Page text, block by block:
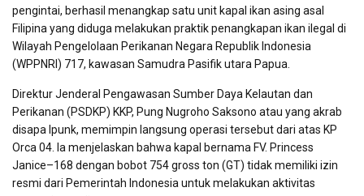
pengintai, berhasil menangkap satu unit kapal ikan asing asal
Filipina yang diduga melakukan praktik penangkapan ikan ilegal di
Wilayah Pengelolaan Perikanan Negara Republik Indonesia
(WPPNRI) 717, kawasan Samudra Pasifik utara Papua.
Direktur Jenderal Pengawasan Sumber Daya Kelautan dan
Perikanan (PSDKP) KKP, Pung Nugroho Saksono atau yang akrab
disapa Ipunk, memimpin langsung operasi tersebut dari atas KP
Orca 04. Ia menjelaskan bahwa kapal bernama FV. Princess
Janice–168 dengan bobot 754 gross ton (GT) tidak memiliki izin
resmi dari Pemerintah Indonesia untuk melakukan aktivitas